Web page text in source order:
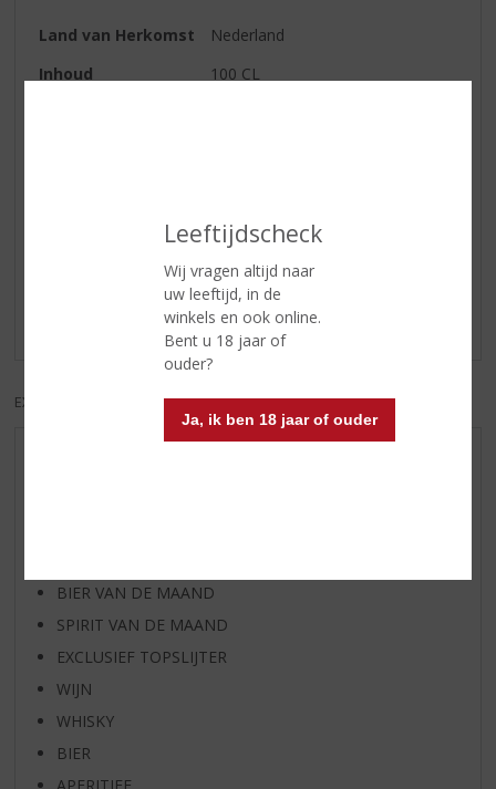
Leeftijdscheck
Wij vragen altijd naar
uw leeftijd, in de
winkels en ook online.
Bent u 18 jaar of
ouder?
Ja, ik ben 18 jaar of ouder
Land van Herkomst
Nederland
Inhoud
100 CL
Reviews
Schrijf een review
Er zijn nog geen reviews geplaatst voor dit product
EXCL. BTW INCL. BTW
BIER VAN DE MAAND
SPIRIT VAN DE MAAND
EXCLUSIEF TOPSLIJTER
WIJN
WHISKY
BIER